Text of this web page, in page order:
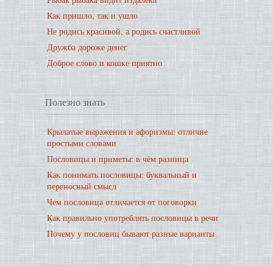
Как пришло, так и ушло
Не родись красивой, а родись счастливой
Дружба дороже денег
Доброе слово и кошке приятно
Полезно знать
Крылатые выражения и афоризмы: отличие
простыми словами
Пословицы и приметы: в чём разница
Как понимать пословицы: буквальный и
переносный смысл
Чем пословица отличается от поговорки
Как правильно употреблять пословицы в речи
Почему у пословиц бывают разные варианты